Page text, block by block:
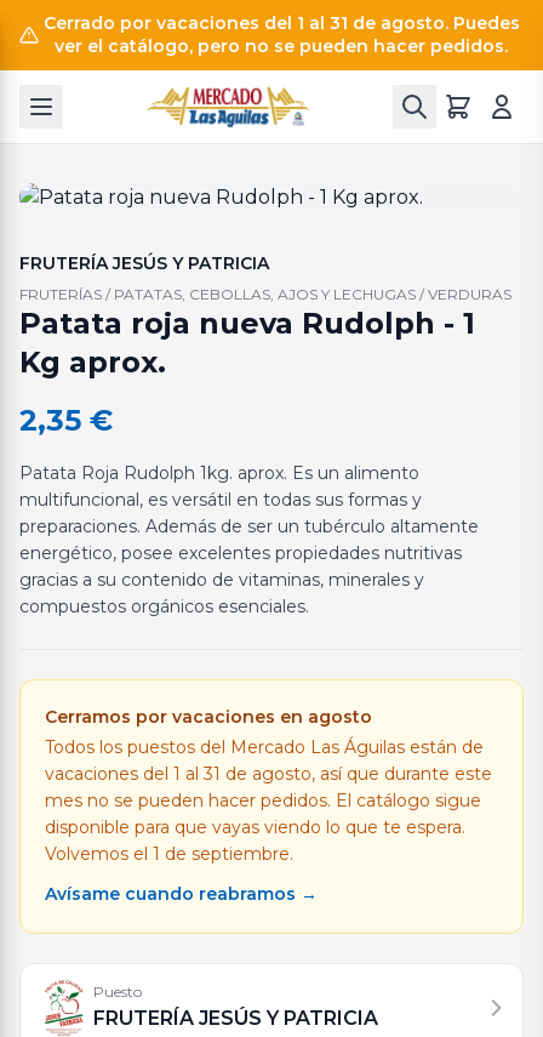
Cerrado por vacaciones del 1 al 31 de agosto. Puedes
ver el catálogo, pero no se pueden hacer pedidos.
FRUTERÍA JESÚS Y PATRICIA
FRUTERÍAS / PATATAS, CEBOLLAS, AJOS Y LECHUGAS / VERDURAS
Patata roja nueva Rudolph - 1
Kg aprox.
2,35 €
Patata Roja Rudolph 1kg. aprox. Es un alimento
multifuncional, es versátil en todas sus formas y
preparaciones. Además de ser un tubérculo altamente
energético, posee excelentes propiedades nutritivas
gracias a su contenido de vitaminas, minerales y
compuestos orgánicos esenciales.
Cerramos por vacaciones en agosto
Todos los puestos del Mercado Las Águilas están de
vacaciones del 1 al 31 de agosto, así que durante este
mes no se pueden hacer pedidos. El catálogo sigue
disponible para que vayas viendo lo que te espera.
Volvemos el 1 de septiembre.
Avísame cuando reabramos →
Puesto
FRUTERÍA JESÚS Y PATRICIA